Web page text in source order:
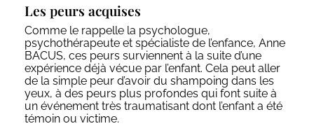
Les peurs acquises
Comme le rappelle la psychologue,
psychothérapeute et spécialiste de l’enfance, Anne
BACUS, ces peurs surviennent à la suite d’une
expérience déjà vécue par l’enfant. Cela peut aller
de la simple peur d’avoir du shampoing dans les
yeux, à des peurs plus profondes qui font suite à
un événement très traumatisant dont l’enfant a été
témoin ou victime.